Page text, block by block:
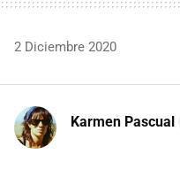
2 Diciembre 2020
Karmen Pascual